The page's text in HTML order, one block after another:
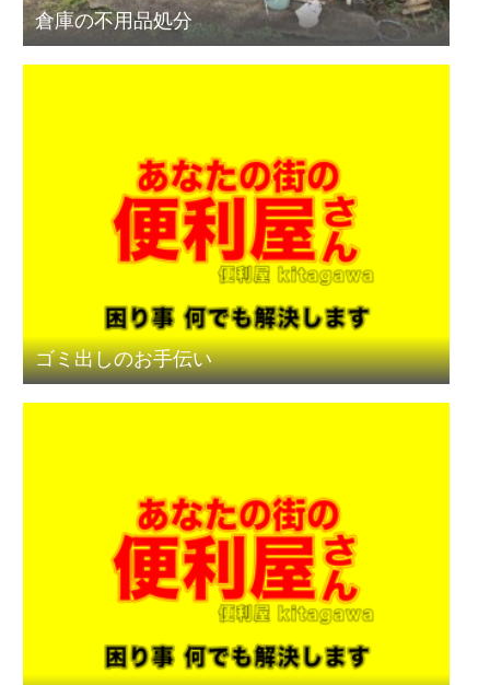
倉庫の不用品処分
ゴミ出しのお手伝い